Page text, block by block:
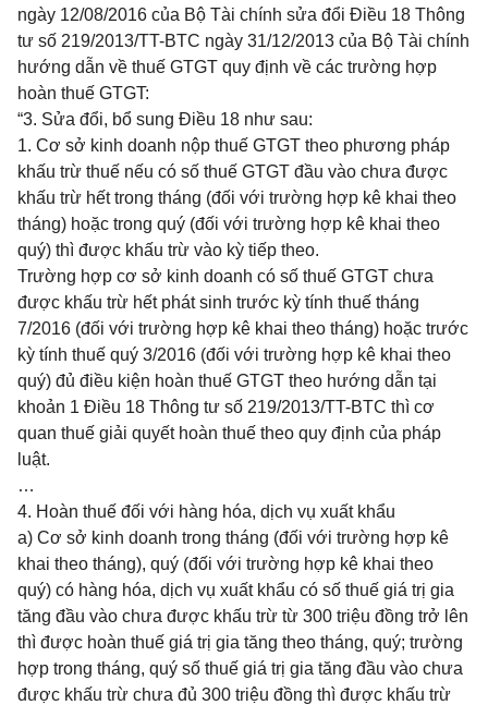
ngày 12/08/2016 của Bộ Tài chính sửa đổi Điều 18 Thông
tư số 219/2013/TT-BTC ngày 31/12/2013 của Bộ Tài chính
hướng dẫn về thuế GTGT quy định về các trường hợp
hoàn thuế GTGT:
“3. Sửa đổi, bổ sung Điều 18 như sau:
1. Cơ sở kinh doanh nộp thuế GTGT theo phương pháp
khấu trừ thuế nếu có số thuế GTGT đầu vào chưa được
khấu trừ hết trong tháng (đối với trường hợp kê khai theo
tháng) hoặc trong quý (đối với trường hợp kê khai theo
quý) thì được khấu trừ vào kỳ tiếp theo.
Trường hợp cơ sở kinh doanh có số thuế GTGT chưa
được khấu trừ hết phát sinh trước kỳ tính thuế tháng
7/2016 (đối với trường hợp kê khai theo tháng) hoặc trước
kỳ tính thuế quý 3/2016 (đối với trường hợp kê khai theo
quý) đủ điều kiện hoàn thuế GTGT theo hướng dẫn tại
khoản 1 Điều 18 Thông tư số 219/2013/TT-BTC thì cơ
quan thuế giải quyết hoàn thuế theo quy định của pháp
luật.
…
4. Hoàn thuế đối với hàng hóa, dịch vụ xuất khẩu
a) Cơ sở kinh doanh trong tháng (đối với trường hợp kê
khai theo tháng), quý (đối với trường hợp kê khai theo
quý) có hàng hóa, dịch vụ xuất khẩu có số thuế giá trị gia
tăng đầu vào chưa được khấu trừ từ 300 triệu đồng trở lên
thì được hoàn thuế giá trị gia tăng theo tháng, quý; trường
hợp trong tháng, quý số thuế giá trị gia tăng đầu vào chưa
được khấu trừ chưa đủ 300 triệu đồng thì được khấu trừ